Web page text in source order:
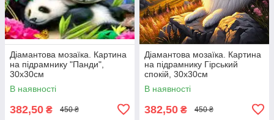
Діамантова мозаїка. Картина
на підрамнику "Панди",
30х30см
В наявності
382,50 ₴ 450 ₴
Діамантова мозаїка. Картина
на підрамнику Гірський
спокій, 30х30см
В наявності
382,50 ₴ 450 ₴